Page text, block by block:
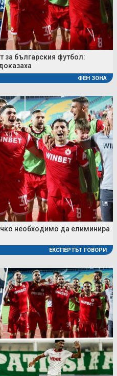
за българския футбол:
ФЕН ЗОНА
необходимо да елиминира
ЕКСПЕРТЪТ ГОВОРИ